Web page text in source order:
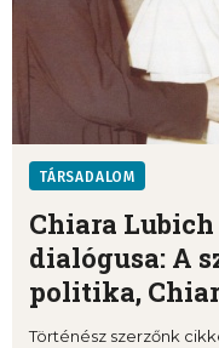
TÁRSADALOM
Chiara Lubich
dialógusa: A
politika,
Történész szerzőnk